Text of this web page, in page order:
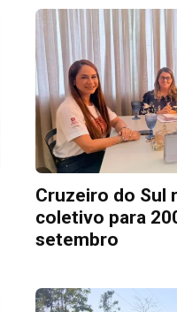
Cruzeiro do Sul
coletivo para
setembro